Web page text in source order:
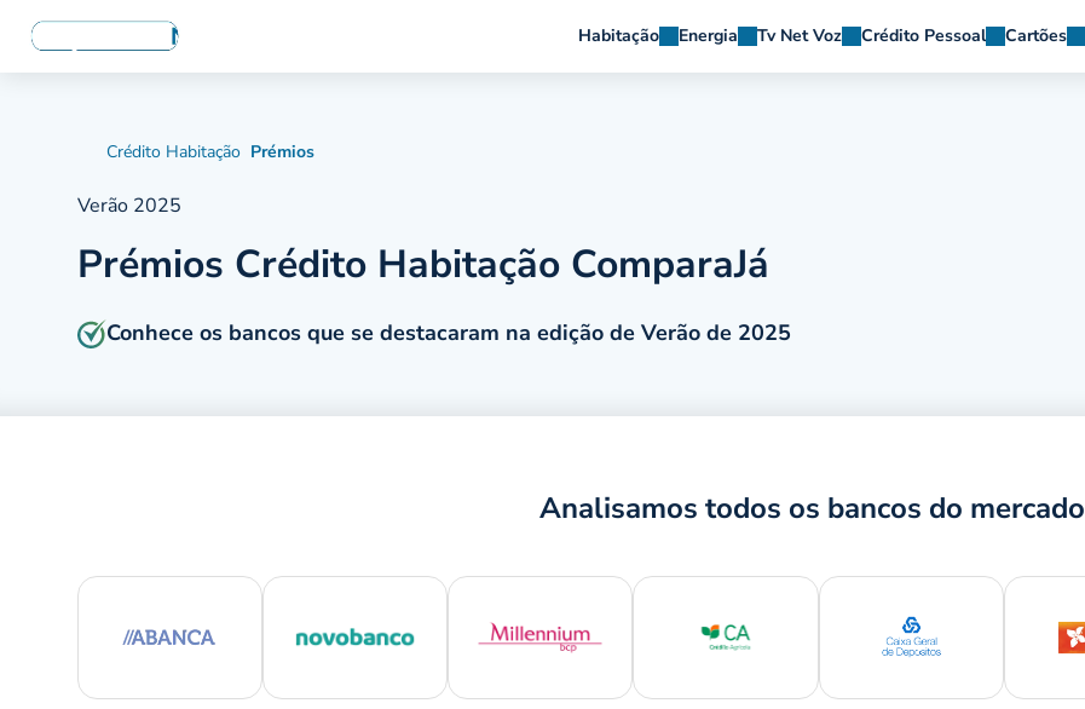
Habitação Energia Tv Net Voz Crédito Pessoal Cartões
Crédito Habitação Prémios
Verão 2025
Prémios Crédito Habitação ComparaJá
Conhece os bancos que se destacaram na edição de Verão de 2025
Analisamos todos os bancos do mercado